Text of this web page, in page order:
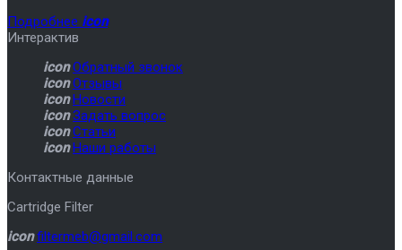
Подробнее icon
Интерактив
icon Обратный звонок
icon Отзывы
icon Новости
icon Задать вопрос
icon Статьи
icon Наши работы
Контактные данные
Cartridge Filter
icon filtermeb@gmail.com